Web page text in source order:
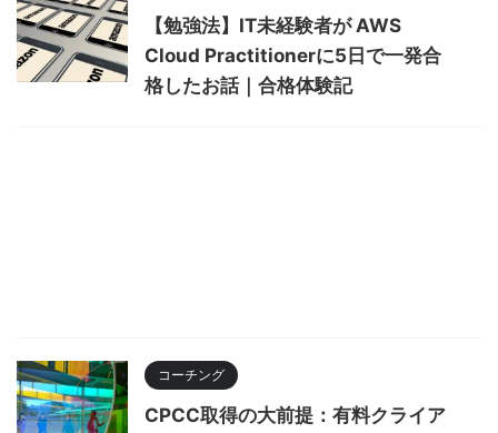
【勉強法】IT未経験者が AWS
Cloud Practitionerに5日で一発合
格したお話｜合格体験記
コーチング
CPCC取得の大前提：有料クライア